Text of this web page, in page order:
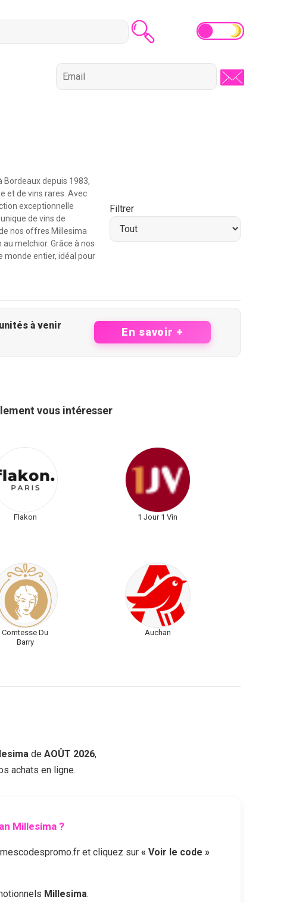
depuis 1983,
et de vins rares. Avec
exceptionnelle
de vins de
nos offres Millesima
melchior. Grâce à nos
monde entier, idéal pour
Filtrer
marque et ne passez pas à côté des opportunités à venir
En savoir +
vous intéresser
Flakon 1 Jour 1 Vin
Comtesse Du
Barry
Auchan
de AOÛT 2026,
achats en ligne.
Millesima?
et cliquez sur « Voir le code »
Millesima.